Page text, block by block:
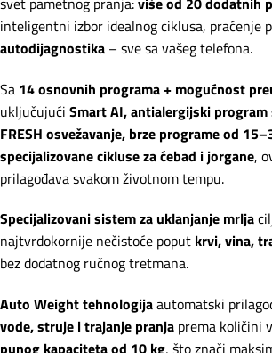
inteligentni izbor idealnog ciklusa, praćenje
autodijagnostika – sve sa vašeg telefona.
Sa 14 osnovnih programa + mogućnost
uključujući Smart AI, antialergijski program
FRESH osvežavanje, brze programe od
specijalizovane cikluse za ćebad i jorgane,
prilagođava svakom životnom tempu.
Specijalizovani sistem za uklanjanje mrlja
najtvrdokornije nečistoće poput krvi, vina,
bez dodatnog ručnog tretmana.
Auto Weight tehnologijaautomatski
vode, struje i trajanje pranja prema količini